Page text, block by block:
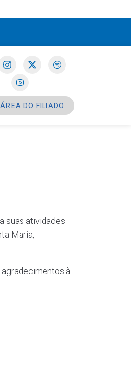
ÁREA DO FILIADO
suas atividades
Maria,
à